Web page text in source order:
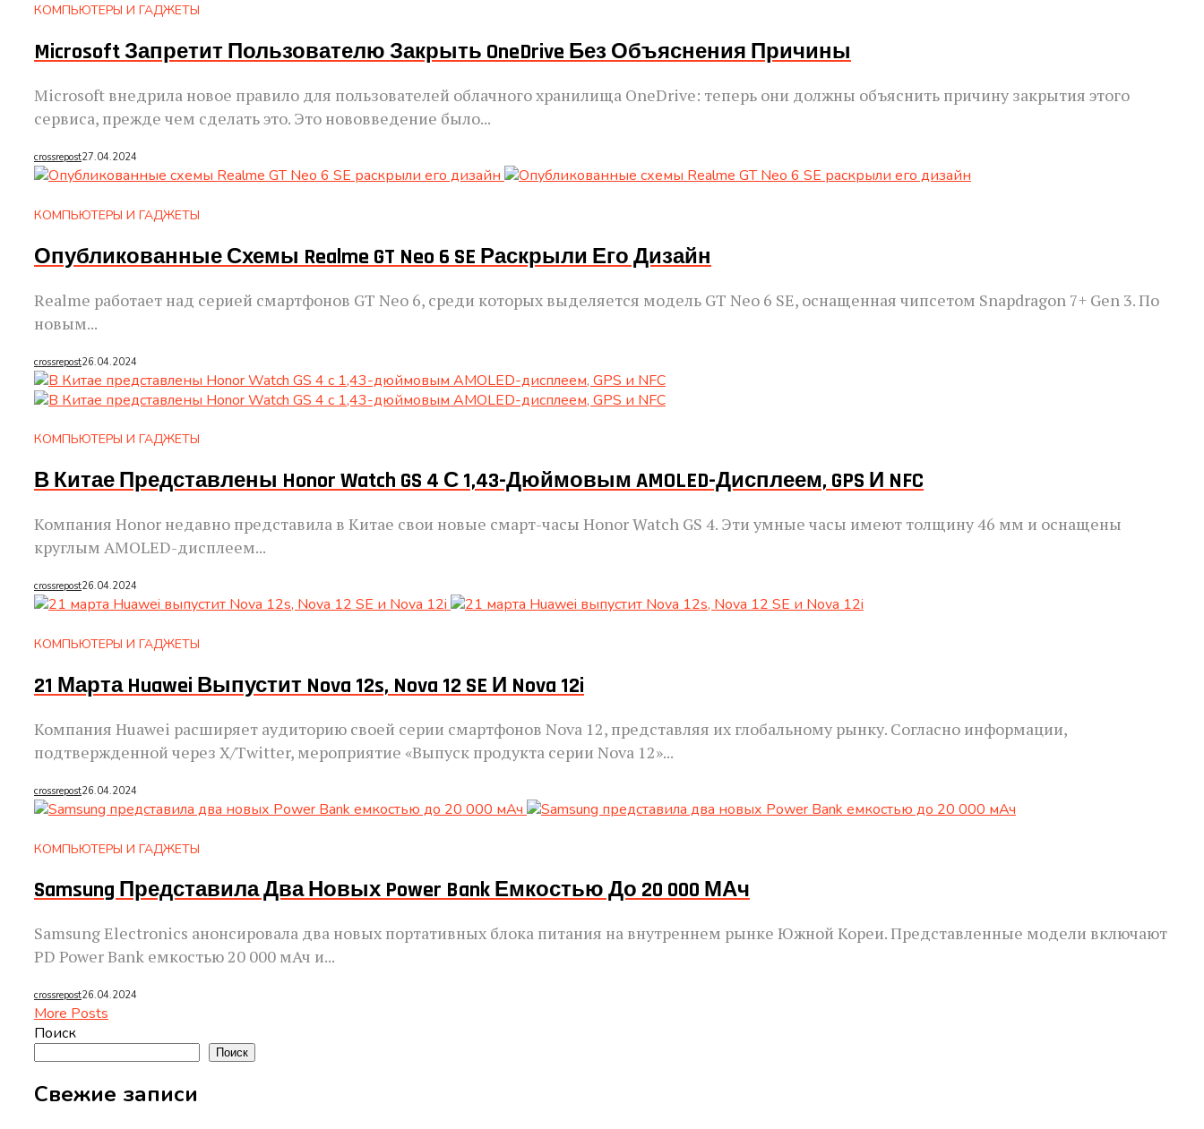
КОМПЬЮТЕРЫ И ГАДЖЕТЫ
Microsoft Запретит Пользователю Закрыть OneDrive Без Объяснения Причины
Microsoft внедрила новое правило для пользователей облачного хранилища OneDrive: теперь они должны объяснить причину закрытия этого
сервиса, прежде чем сделать это. Это нововведение было...
crossrepost27.04.2024
КОМПЬЮТЕРЫ И ГАДЖЕТЫ
Опубликованные Схемы Realme GT Neo 6 SE Раскрыли Его Дизайн
Realme работает над серией смартфонов GT Neo 6, среди которых выделяется модель GT Neo 6 SE, оснащенная чипсетом Snapdragon 7+ Gen 3. По
новым...
crossrepost26.04.2024
КОМПЬЮТЕРЫ И ГАДЖЕТЫ
В Китае Представлены Honor Watch GS 4 С 1,43-Дюймовым AMOLED-Дисплеем, GPS И NFC
Компания Honor недавно представила в Китае свои новые смарт-часы Honor Watch GS 4. Эти умные часы имеют толщину 46 мм и оснащены
круглым AMOLED-дисплеем...
crossrepost26.04.2024
КОМПЬЮТЕРЫ И ГАДЖЕТЫ
21 Марта Huawei Выпустит Nova 12s, Nova 12 SE И Nova 12i
Компания Huawei расширяет аудиторию своей серии смартфонов Nova 12, представляя их глобальному рынку. Согласно информации,
подтвержденной через X/Twitter, мероприятие «Выпуск продукта серии Nova 12»...
crossrepost26.04.2024
КОМПЬЮТЕРЫ И ГАДЖЕТЫ
Samsung Представила Два Новых Power Bank Емкостью До 20 000 МАч
Samsung Electronics анонсировала два новых портативных блока питания на внутреннем рынке Южной Кореи. Представленные модели включают
PD Power Bank емкостью 20 000 мАч и...
crossrepost26.04.2024
More Posts
Поиск
Поиск
Свежие записи